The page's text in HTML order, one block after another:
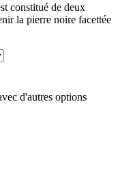
constitué de deux
la pierre noire facettée
d'autres options